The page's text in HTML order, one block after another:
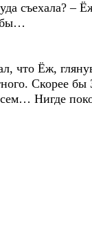
–
Ёж,
Скорее
Нигде